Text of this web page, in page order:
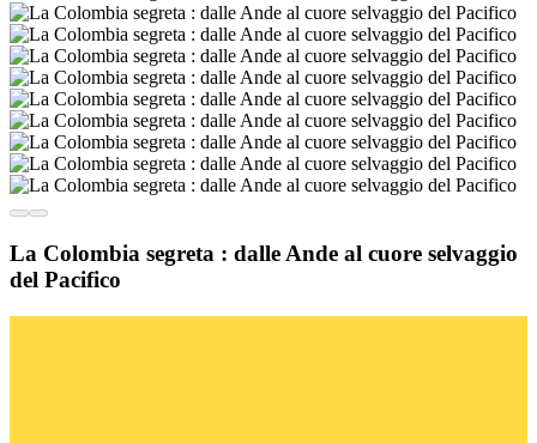
La Colombia segreta : dalle Ande al cuore selvaggio
del Pacifico